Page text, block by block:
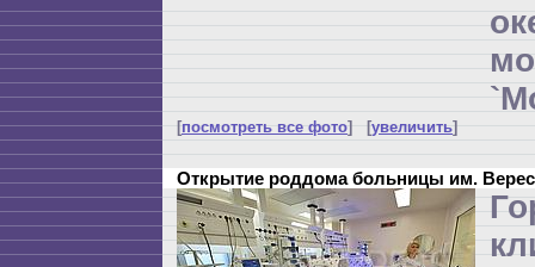
[посмотреть все фото] [увеличить]
Открытие роддома больницы им.